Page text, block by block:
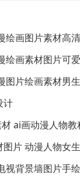
绘画图片素材高清
绘画素材图片可
图片绘画素材男生
计
ai画动漫人物教
片 动漫人物女
视背景墙图片手绘